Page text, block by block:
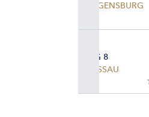
REGENSBURG
TAG 8
PASSAU